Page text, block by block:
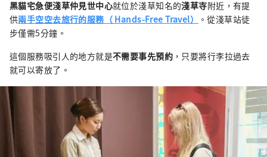
黑貓宅急便淺草仲見世中心就位於淺草知名的淺草寺附近，有提
供兩手空空去旅行的服務（ Hands-Free Travel）
。從淺草站徒
步僅需5分鐘。
這個服務吸引人的地方就是不需要事先預約 ，只要將行李拉過去
就可以寄放了。